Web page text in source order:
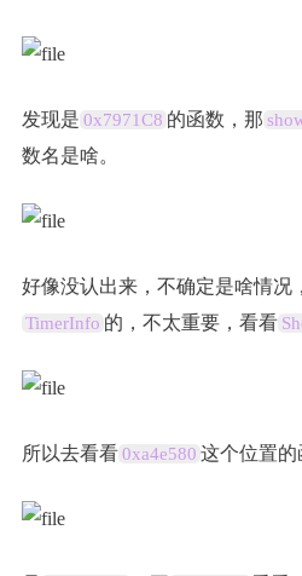
发现是 0x7971C8 的函数，那
数名是啥。
好像没认出来，不确定是啥情况
TimerInfo 的，不太重要，看看
所以去看看0xa4e580 这个位置的